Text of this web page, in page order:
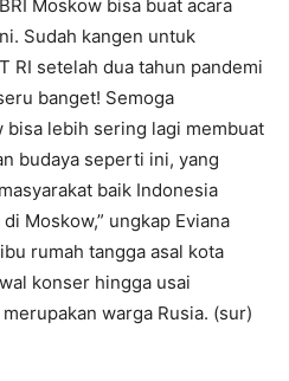
Moskow bisa buat acara
Sudah kangen untuk
RI setelah dua tahun pandemi
banget! Semoga
bisa lebih sering lagi membuat
budaya seperti ini, yang
baik Indonesia
Moskow,” ungkap Eviana
rumah tangga asal kota
konser hingga usai
warga Rusia. (sur)